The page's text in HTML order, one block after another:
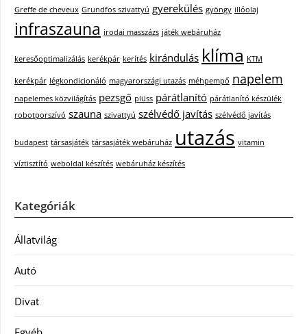
Greffe de cheveux Grundfos szivattyú gyerekülés gyöngy illóolaj
infraszauna irodai masszázs játék webáruház
keresőoptimalizálás kerékpár kerítés kirándulás klíma KTM
kerékpár légkondicionáló magyarországi utazás méhpempő napelem
napelemes közvilágítás pezsgő plüss párátlanító párátlanító készülék
robotporszívó szauna szivattyú szélvédő javítás szélvédő javítás
budapest társasjáték társasjáték webáruház utazás vitamin
víztisztító weboldal készítés webáruház készítés
Kategóriák
Állatvilág
Autó
Divat